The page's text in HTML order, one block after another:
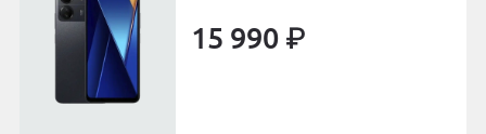
15 990 ₽